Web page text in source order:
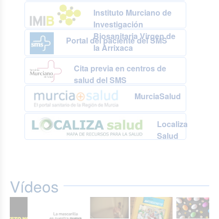
Instituto Murciano de
Investigación
Biosanitaria Virgen de
la Arrixaca
Portal del paciente del SMS
Cita previa en centros de
salud del SMS
MurciaSalud
Localiza
Salud
Vídeos